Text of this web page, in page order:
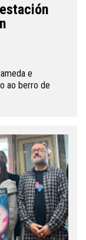
e
ao berro de